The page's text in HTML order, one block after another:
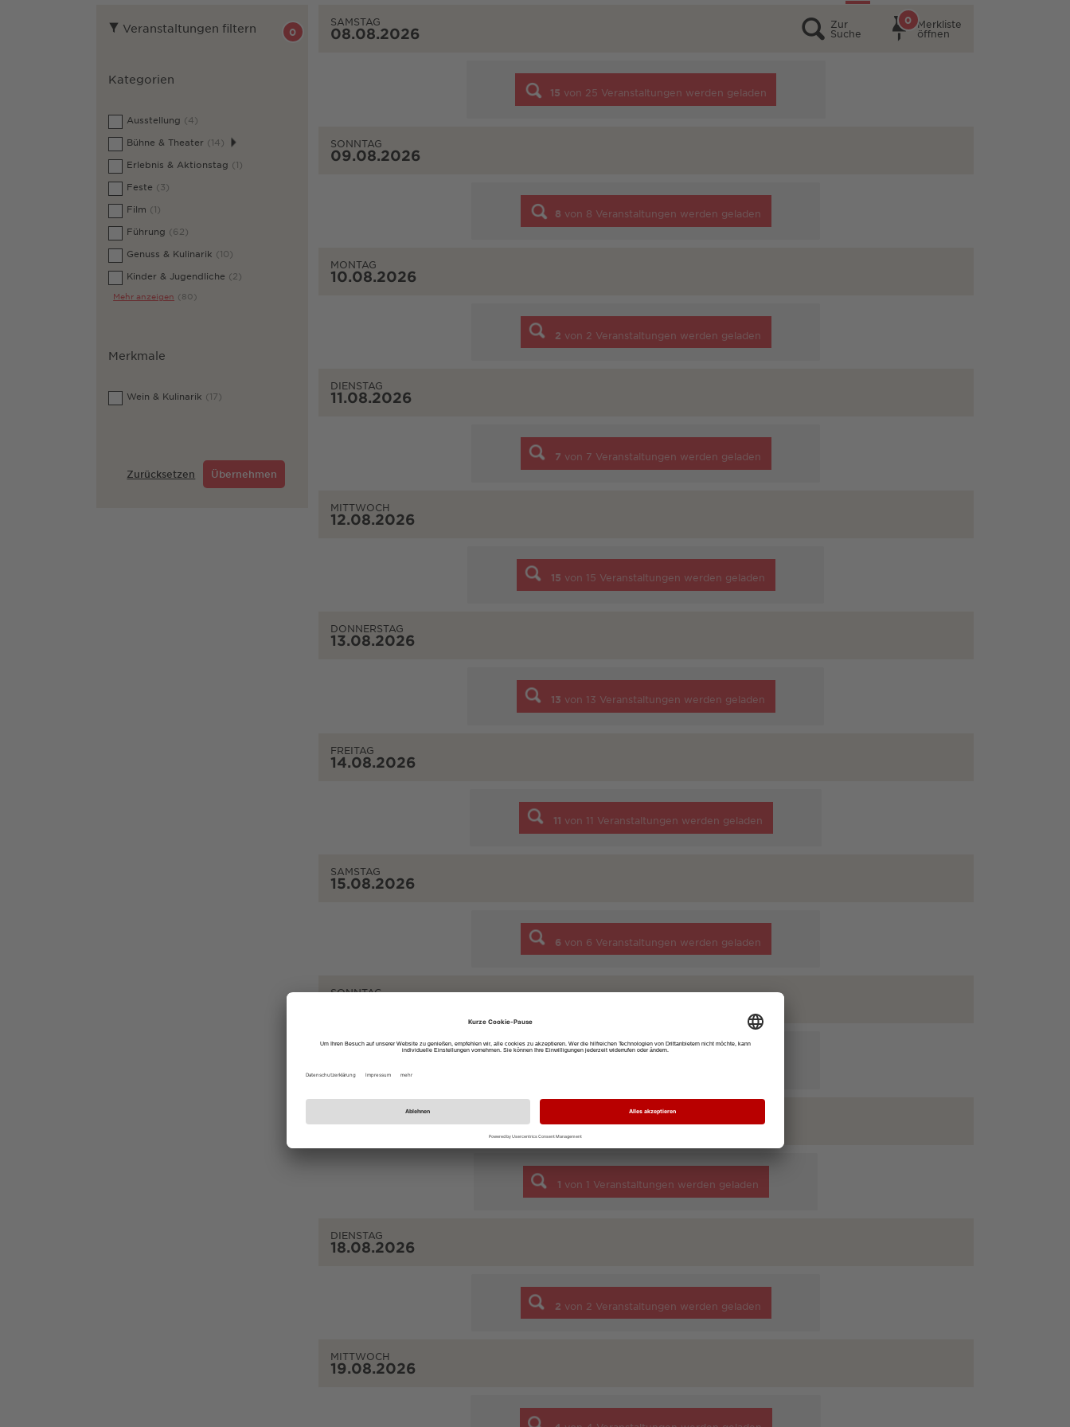
Veranstaltungen filtern 0
Kategorien
Ausstellung (4)
Bühne & Theater (14)
Erlebnis & Aktionstag (1)
Feste (3)
Film (1)
Führung (62)
Genuss & Kulinarik (10)
Kinder & Jugendliche (2)
Mehr anzeigen (80)
Merkmale
Wein & Kulinarik (17)
Zurücksetzen Übernehmen
Zur
Suche
Merkliste
öffnen
0
SAMSTAG
08.08.2026
15 von 25 Veranstaltungen werden geladen
SONNTAG
09.08.2026
8 von 8 Veranstaltungen werden geladen
MONTAG
10.08.2026
2 von 2 Veranstaltungen werden geladen
DIENSTAG
11.08.2026
7 von 7 Veranstaltungen werden geladen
MITTWOCH
12.08.2026
15 von 15 Veranstaltungen werden geladen
DONNERSTAG
13.08.2026
13 von 13 Veranstaltungen werden geladen
FREITAG
14.08.2026
11 von 11 Veranstaltungen werden geladen
SAMSTAG
15.08.2026
6 von 6 Veranstaltungen werden geladen
SONNTAG
17.08.2026
1 von 1 Veranstaltungen werden geladen
DIENSTAG
18.08.2026
2 von 2 Veranstaltungen werden geladen
MITTWOCH
19.08.2026